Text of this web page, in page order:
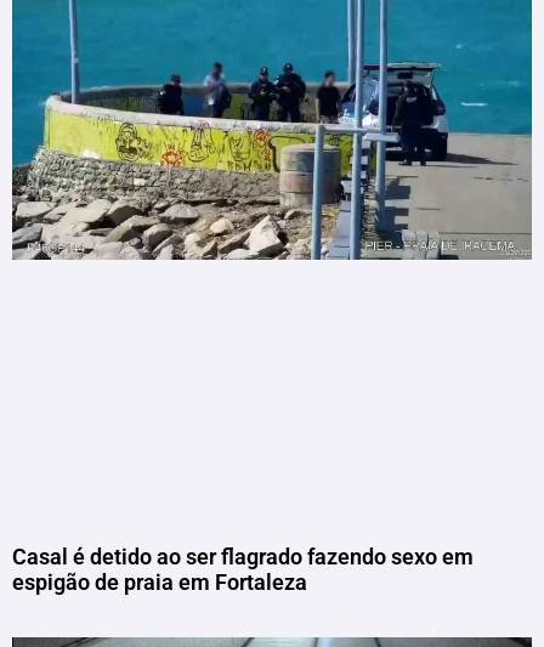
Casal é detido ao ser flagrado fazendo sexo em
espigão de praia em Fortaleza